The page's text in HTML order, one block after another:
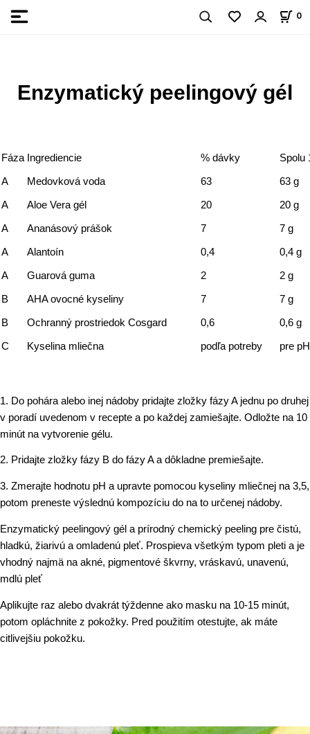
0
Enzymatický peelingový gél
Fáza Ingrediencie % dávky
Spolu
A
Medovková voda 63
63 g
A
Aloe Vera gél 20
20 g
A
Ananásový prášok 7
7 g
A
Alantoín 0,4
0,4 g
A
Guarová guma 2
2 g
B
AHA ovocné kyseliny 7
7 g
B
Ochranný prostriedok Cosgard 0,6
0,6 g
C
Kyselina mliečna podľa potreby pre
1. Do pohára alebo inej nádoby pridajte zložky fázy A jednu po druhej
v poradí uvedenom v recepte a po každej zamiešajte. Odložte na 10
minút na vytvorenie gélu.
2. Pridajte zložky fázy B do fázy A a dôkladne premiešajte.
3. Zmerajte hodnotu pH a upravte pomocou kyseliny mliečnej na 3,5,
potom preneste výslednú kompozíciu do na to určenej nádoby.
Enzymatický peelingový gél a prírodný chemický peeling pre čistú,
hladkú, žiarivú a omladenú pleť. Prospieva všetkým typom pleti a je
vhodný najmä na akné, pigmentové škvrny, vráskavú, unavenú,
mdlú pleť
Aplikujte raz alebo dvakrát týždenne ako masku na 10-15 minút,
potom opláchnite z pokožky. Pred použitím otestujte, ak máte
citlivejšiu pokožku.